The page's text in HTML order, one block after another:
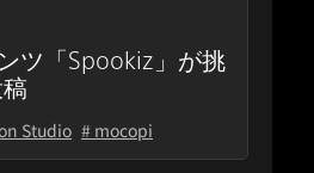
ツ「Spookiz」が挑
Studio # mocopi